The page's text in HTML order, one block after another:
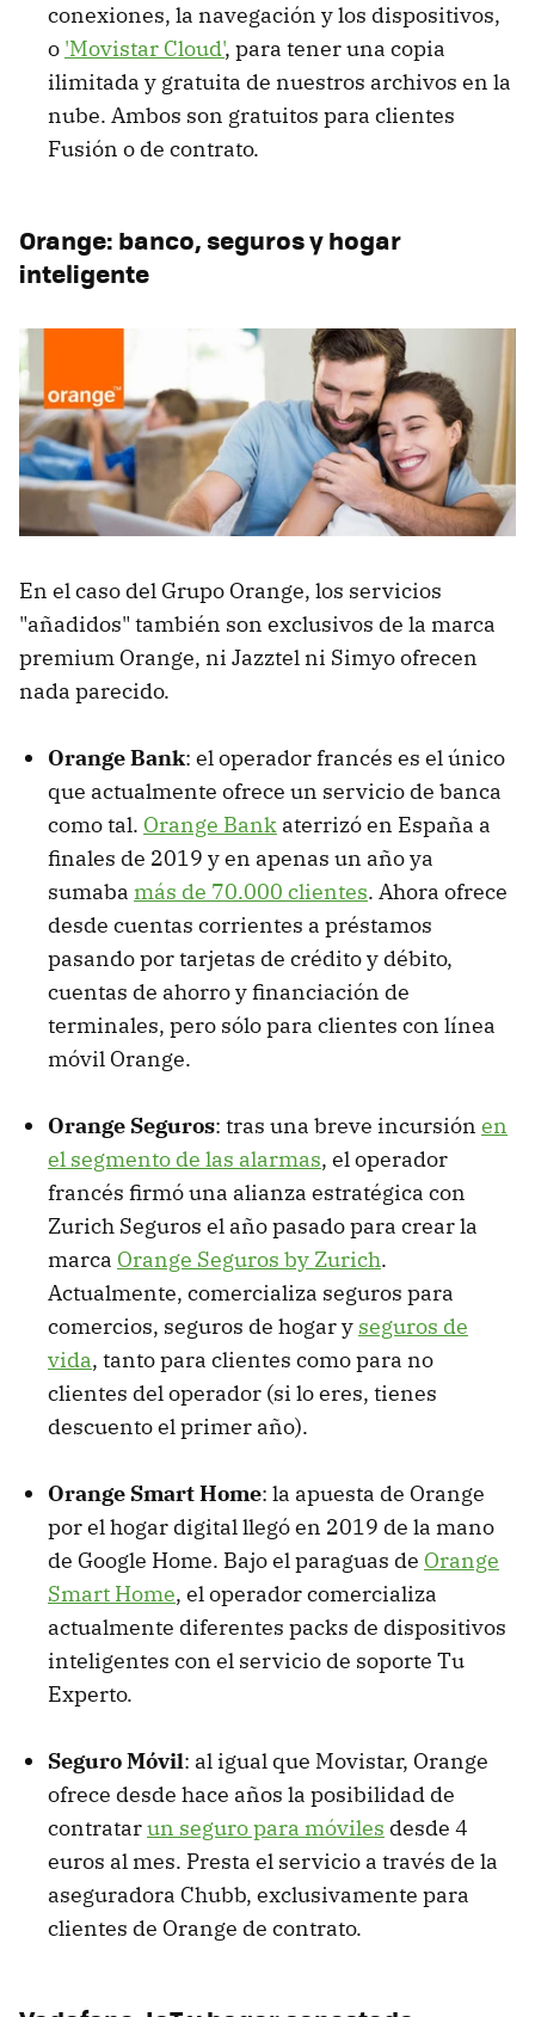
conexiones, la navegación y los dispositivos,
o 'Movistar Cloud', para tener una copia
ilimitada y gratuita de nuestros archivos en la
nube. Ambos son gratuitos para clientes
Fusión o de contrato.
Orange: banco, seguros y hogar
inteligente
En el caso del Grupo Orange, los servicios
"añadidos" también son exclusivos de la marca
premium Orange, ni Jazztel ni Simyo ofrecen
nada parecido.
Orange Bank: el operador francés es el único
que actualmente ofrece un servicio de banca
como tal. Orange Bank aterrizó en España a
finales de 2019 y en apenas un año ya
sumaba más de 70.000 clientes. Ahora ofrece
desde cuentas corrientes a préstamos
pasando por tarjetas de crédito y débito,
cuentas de ahorro y financiación de
terminales, pero sólo para clientes con línea
móvil Orange.
Orange Seguros: tras una breve incursión en
el segmento de las alarmas, el operador
francés firmó una alianza estratégica con
Zurich Seguros el año pasado para crear la
marca Orange Seguros by Zurich.
Actualmente, comercializa seguros para
comercios, seguros de hogar y seguros de
vida, tanto para clientes como para no
clientes del operador (si lo eres, tienes
descuento el primer año).
Orange Smart Home: la apuesta de Orange
por el hogar digital llegó en 2019 de la mano
de Google Home. Bajo el paraguas de Orange
Smart Home, el operador comercializa
actualmente diferentes packs de dispositivos
inteligentes con el servicio de soporte Tu
Experto.
Seguro Móvil: al igual que Movistar, Orange
ofrece desde hace años la posibilidad de
contratarun seguro para móviles desde 4
euros al mes. Presta el servicio a través de la
aseguradora Chubb, exclusivamente para
clientes de Orange de contrato.